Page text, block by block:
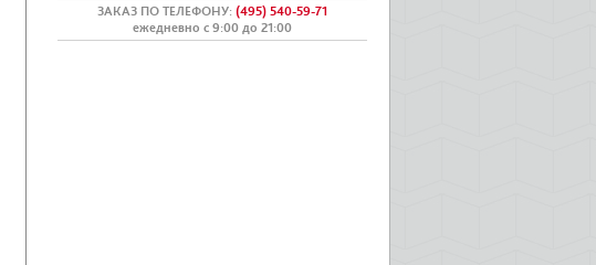
ЗАКАЗ ПО ТЕЛЕФОНУ: (495) 540-59-71
ежедневно с 9:00 до 21:00